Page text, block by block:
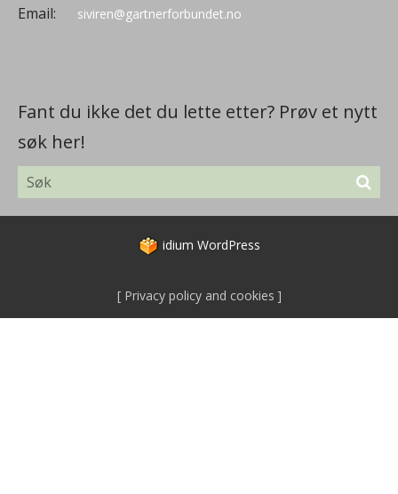
Email: siviren@gartnerforbundet.no
Fant du ikke det du lette etter? Prøv et nytt
søk her!
idium WordPress
Privacy policy and cookies